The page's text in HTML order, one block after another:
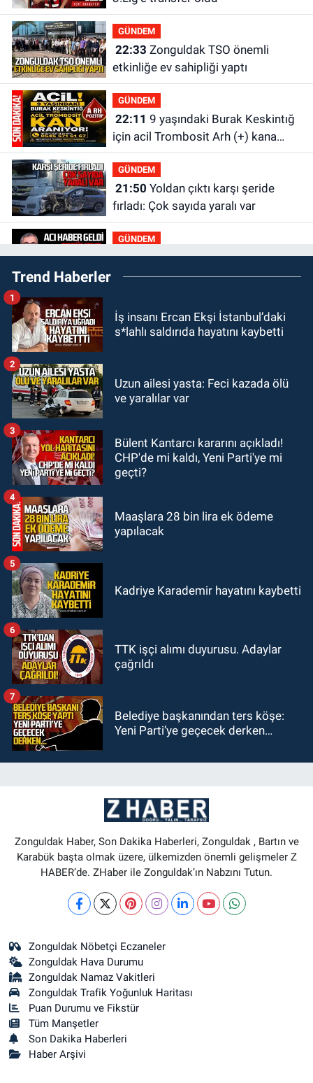
GÜNDEM
22:33
etkinliğe ev sahipliği yaptı
GÜNDEM
22:11
için acil Trombosit Arh (+) kana
ihtiyaç var
GÜNDEM
21:50
fırladı: Çok sayıda yaralı var
GÜNDEM
21:38Ercüment Ünal'dan acık
haber geldi: Ameliyata dayanamadı
21:12
20:56Otomobilin çarptığı yaşlı
GÜNDEM
20:46Zonguldak-Düzce yolunda
feci kaza: Çok sayıda yaralı var
Trend Haberler
İş insanı Ercan Ekşi İstanbul’daki
s*lahlı saldırıda hayatını kaybetti
1
Uzun ailesi yasta: Feci kazada ölü
ve yaralılar var
2
Bülent Kantarcı kararını açıkladı!
CHP'de mi kaldı, Yeni Parti'ye mi
geçti?
3
Maaşlara 28 bin lira ek ödeme
yapılacak
4
Kadriye Karademir hayatını kaybetti
5
TTK işçi alımı duyurusu. Adaylar
çağrıldı
6
Belediye başkanından ters köşe:
Yeni Parti’ye geçecek derken…
7
Zonguldak Haber, Son Dakika Haberleri, Zonguldak , Bartın ve
Karabük başta olmak üzere, ülkemizden önemli gelişmeler Z
HABER’de. ZHaber ile Zonguldak’ın Nabzını Tutun.
Zonguldak Nöbetçi Eczaneler
Zonguldak Hava Durumu
Zonguldak Namaz Vakitleri
Zonguldak Trafik Yoğunluk Haritası
Puan Durumu ve Fikstür
Tüm Manşetler
Son Dakika Haberleri
Haber Arşivi